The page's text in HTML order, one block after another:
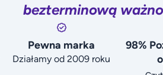
bezterminową
Pewna marka
Działamy od 2009 roku
98%